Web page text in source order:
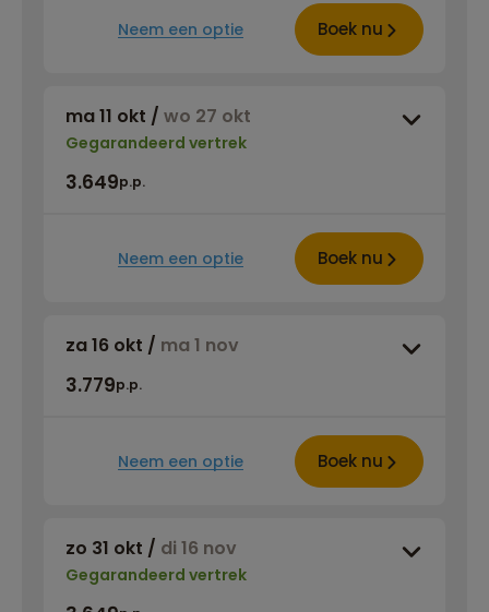
Neem een optie Boek nu
ma 11 okt / wo 27 okt
Gegarandeerd vertrek
3.649p.p.
Neem een optie Boek nu
za 16 okt / ma 1 nov
3.779p.p.
Neem een optie Boek nu
zo 31 okt / di 16 nov
Gegarandeerd vertrek